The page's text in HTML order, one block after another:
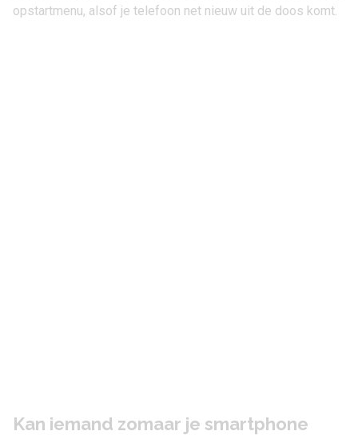
opstartmenu, alsof je telefoon net nieuw uit de doos komt.
Kan iemand zomaar je smartphone